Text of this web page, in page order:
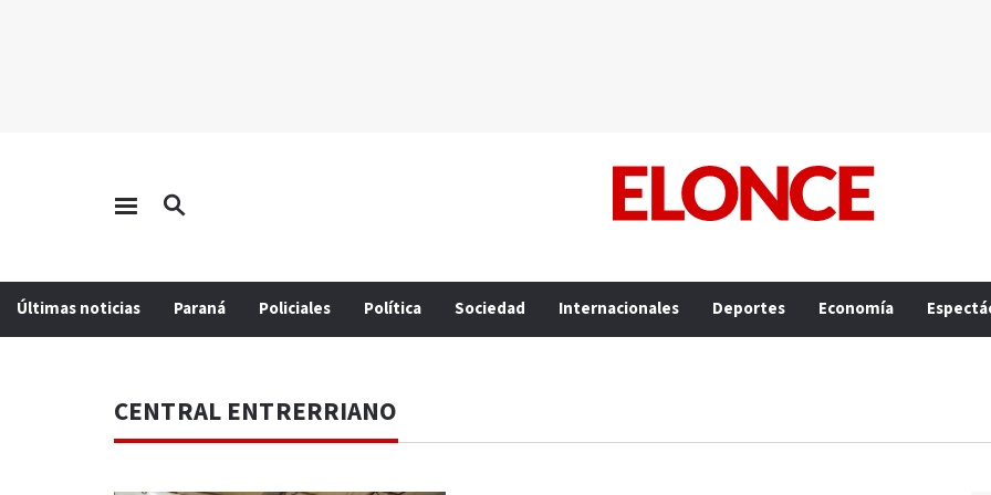
Últimas noticias Paraná Policiales Política Sociedad Internacionales Deportes Economía
CENTRAL ENTRERRIANO